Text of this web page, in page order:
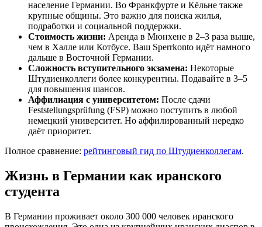
население Германии. Во Франкфурте и Кёльне также
крупные общины. Это важно для поиска жилья,
подработки и социальной поддержки.
Стоимость жизни: Аренда в Мюнхене в 2–3 раза выше,
чем в Халле или Котбусе. Ваш Sperrkonto идёт намного
дальше в Восточной Германии.
Сложность вступительного экзамена: Некоторые
Штудиенколлеги более конкурентны. Подавайте в 3–5
для повышения шансов.
Аффилиация с университетом: После сдачи
Feststellungsprüfung (FSP) можно поступить в любой
немецкий университет. Но аффилированный нередко
даёт приоритет.
Полное сравнение: рейтинговый гид по Штудиенколлегам.
Жизнь в Германии как иранского
студента
В Германии проживает около 300 000 человек иранского